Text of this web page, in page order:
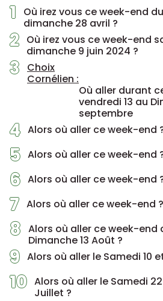
1
Où irez vous ce week-end
dimanche 28 avril ?
2 Où irez vous ce week-end
dimanche 9 juin 2024 ?
3
Choix
Cornélien :
Où aller durant
vendredi 13 au
septembre
4 Alors où aller ce week-end
5 Alors où aller ce week-end
6 Alors où aller ce week-end
7 Alors où aller ce week-end ?
8 Alors où aller ce week-end
Dimanche 13 Août ?
9 Alors où aller le Samedi 10
10 Alors où aller le Samedi
Juillet ?